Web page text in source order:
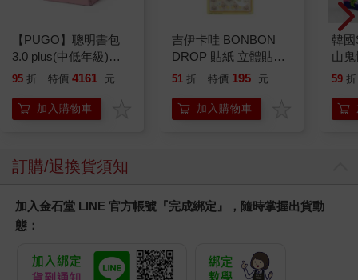
【PUGO】聰明書包
3.0 plus(中低年級)藕
粉 全新進化玩美上市
95 折 特價 4161 元
加入購物車
吉伊卡哇 BONBON
DROP 貼紙 立體貼紙
水晶貼紙 手帳貼 裝飾
兔兔 Chiikawa
51 折 特價 195 元
加入購物車
韓
山
450
59 折
訂購/退換貨須知
加入金石堂 LINE 官方帳號『完成綁定』，隨時掌握出貨動
態：